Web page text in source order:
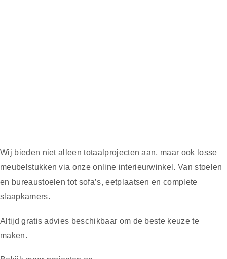
Wij bieden niet alleen totaalprojecten aan, maar ook losse
meubelstukken via onze online interieurwinkel. Van stoelen
en bureaustoelen tot sofa’s, eetplaatsen en complete
slaapkamers.
Altijd gratis advies beschikbaar om de beste keuze te
maken.